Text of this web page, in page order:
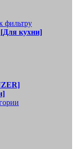
фильтру
[Для кухни]